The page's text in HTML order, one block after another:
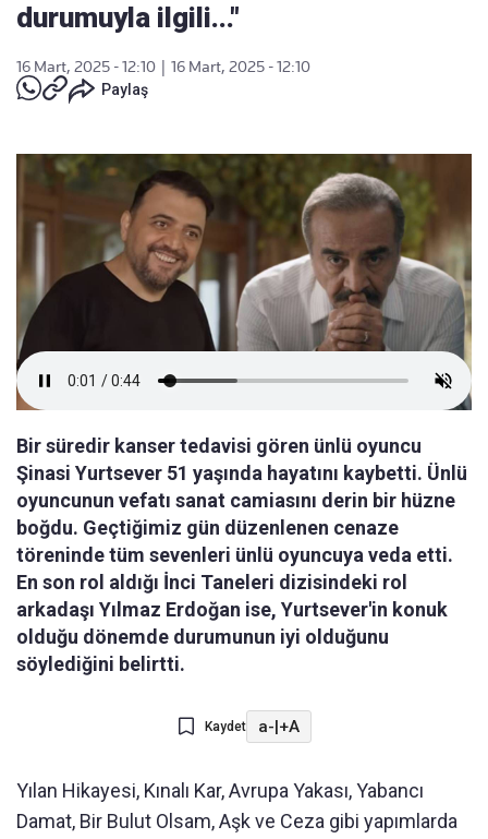
durumuyla ilgili..."
16 Mart, 2025 - 12:10
16 Mart, 2025 - 12:10
Paylaş
Bir süredir kanser tedavisi gören ünlü oyuncu
Şinasi Yurtsever 51 yaşında hayatını kaybetti. Ünlü
oyuncunun vefatı sanat camiasını derin bir hüzne
boğdu. Geçtiğimiz gün düzenlenen cenaze
töreninde tüm sevenleri ünlü oyuncuya veda etti.
En son rol aldığı İnci Taneleri dizisindeki rol
arkadaşı Yılmaz Erdoğan ise, Yurtsever'in konuk
olduğu dönemde durumunun iyi olduğunu
söylediğini belirtti.
Kaydet a-|+A
Yılan Hikayesi, Kınalı Kar, Avrupa Yakası, Yabancı
Damat, Bir Bulut Olsam, Aşk ve Ceza gibi yapımlarda